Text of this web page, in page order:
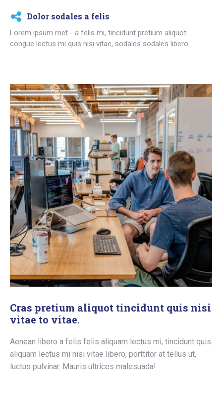
Dolor sodales a felis
Lorem ipsum met - a felis mi, tincidunt pretium aliquot
congue lectus mi quis nisi vitae, sodales sodales libero.
Cras pretium aliquot tincidunt quis nisi
vitae to vitae.
Aenean libero a felis felis aliquam lectus mi, tincidunt quis
aliquam lectus mi nisi vitae libero, porttitor at tellus ut,
luctus pulvinar. Mauris ultrices malesuada!